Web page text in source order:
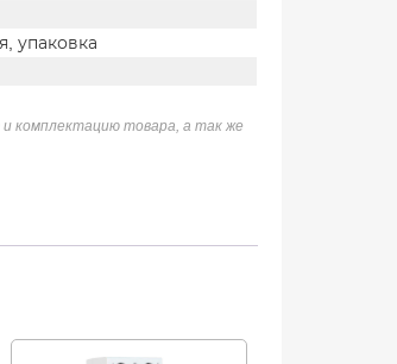
упаковка
и комплектацию товара, а так же